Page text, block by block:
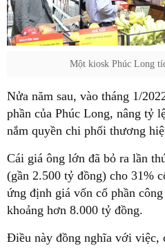
Một kiosk Phúc Long
Nửa năm sau, vào tháng 1/
phần của Phúc Long, nâng tỷ
nắm quyền chi phối thương
Cái giá ông lớn đã bỏ ra lần
(gần 2.500 tỷ đồng) cho 31%
ứng định giá vốn cổ phần
khoảng hơn 8.000 tỷ đồng.
Điều này đồng nghĩa với việc,